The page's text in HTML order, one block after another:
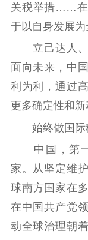
关税举措……在
于以自身发展为
立己达人、
面向未来，中
利为利，通过
更多确定性和新
始终做国际
中国，第一
家。从坚定维
球南方国家在
在中国共产党
动全球治理朝